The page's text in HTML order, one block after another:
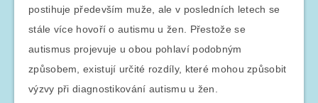
postihuje především muže, ale v posledních letech se
stále více hovoří o autismu u žen. Přestože se
autismus projevuje u obou pohlaví podobným
způsobem, existují určité rozdíly, které mohou způsobit
výzvy při diagnostikování autismu u žen.